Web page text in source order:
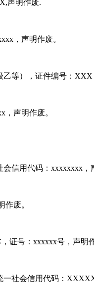
声明作废.
，声明作废。
等），证件编号：XXX
声明作废。
信用代码：xxxxxxxx，
作废。
证号：xxxxxx号，声明
社会信用代码：